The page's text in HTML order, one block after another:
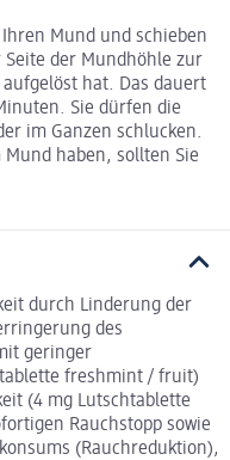
Mund und schieben
Seite der Mundhöhle zur
hat. Das dauert
Sie dürfen die
im Ganzen schlucken.
haben, sollten Sie
durch Linderung der
des
geringer
freshmint / fruit)
(4 mg Lutschtablette
Rauchstopp sowie
(Rauchreduktion),